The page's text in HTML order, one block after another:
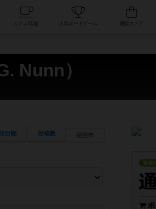
人気ボードゲー
Nunn）
目順 投稿数
を指定することができます。マニュアルを読む時
ムシステムを理解できるよう、中世ファンタ
コアシステムです。主にボードゲームに慣れてい